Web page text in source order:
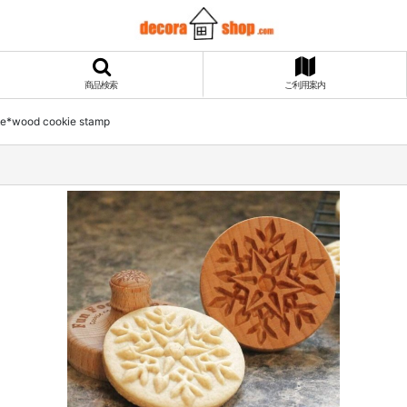
商品検索 ご利用案内
cookie stamp